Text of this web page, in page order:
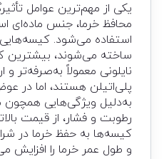
یکی از مهم‌ترین عوامل
محافظ خرما، جنس
استفاده می‌شود. کیسه‌هایی
ساخته می‌شوند، بیشترین
نایلونی معمولاً به‌صرفه‌تر و
پلی‌اتیلن هستند، اما در
به‌دلیل ویژگی‌هایی همچون
رطوبت و فشار، از قیمت
کیسه‌ها به حفظ خرما در
و طول عمر خرما را افزایش